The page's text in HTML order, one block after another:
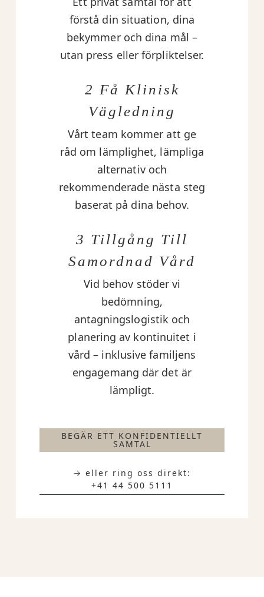
förstå din situation, dina
bekymmer och dina mål –
utan press eller förpliktelser.
2 Få Klinisk
Vägledning
Vårt team kommer att ge
råd om lämplighet, lämpliga
alternativ och
rekommenderade nästa steg
baserat på dina behov.
3 Tillgång Till
Samordnad Vård
Vid behov stöder vi
bedömning,
antagningslogistik och
planering av kontinuitet i
vård – inklusive familjens
engagemang där det är
lämpligt.
BEGÄR ETT KONFIDENTIELLT
SAMTAL
→ eller ring oss direkt:
+41 44 500 5111